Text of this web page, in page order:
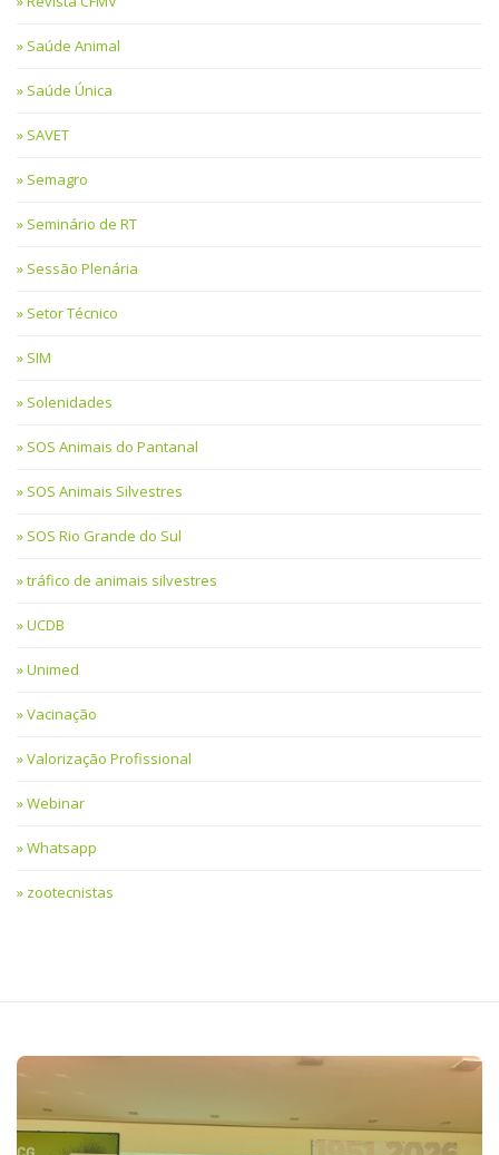
Saúde Animal
Saúde Única
SAVET
Semagro
Seminário de RT
Sessão Plenária
Setor Técnico
SIM
Solenidades
SOS Animais do Pantanal
SOS Animais Silvestres
SOS Rio Grande do Sul
tráfico de animais silvestres
UCDB
Unimed
Vacinação
Valorização Profissional
Webinar
Whatsapp
zootecnistas